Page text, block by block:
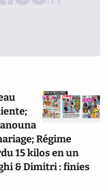
Régime
15 kilos en un
& Dimitri : finies